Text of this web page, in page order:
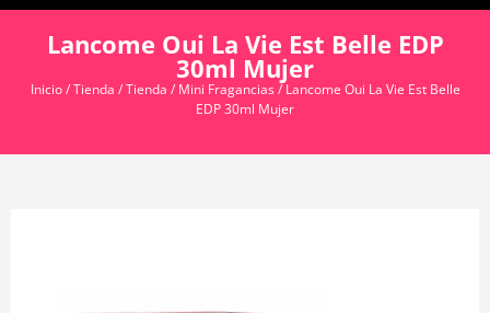
Lancome Oui La Vie Est Belle EDP
30ml Mujer
Inicio/Tienda /Tienda / Mini Fragancias/ Lancome Oui La Vie Est Belle
EDP 30ml Mujer